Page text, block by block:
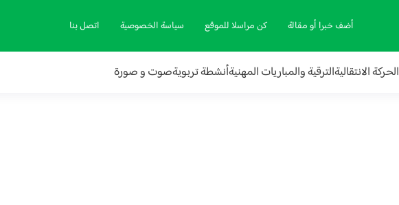
أضف خبرا أو مقالة كن مراسلا للموقع سياسة الخصوصية اتصل بنا
الحركة الانتقاليةالترقية والمباريات المهنيةأنشطة تربويةصوت و صورة